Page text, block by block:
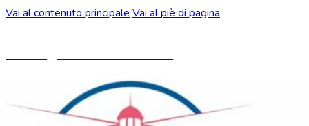
Vai al contenuto principale Vai al piè di pagina